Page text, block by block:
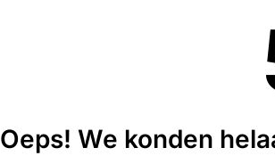
Oeps! We konden